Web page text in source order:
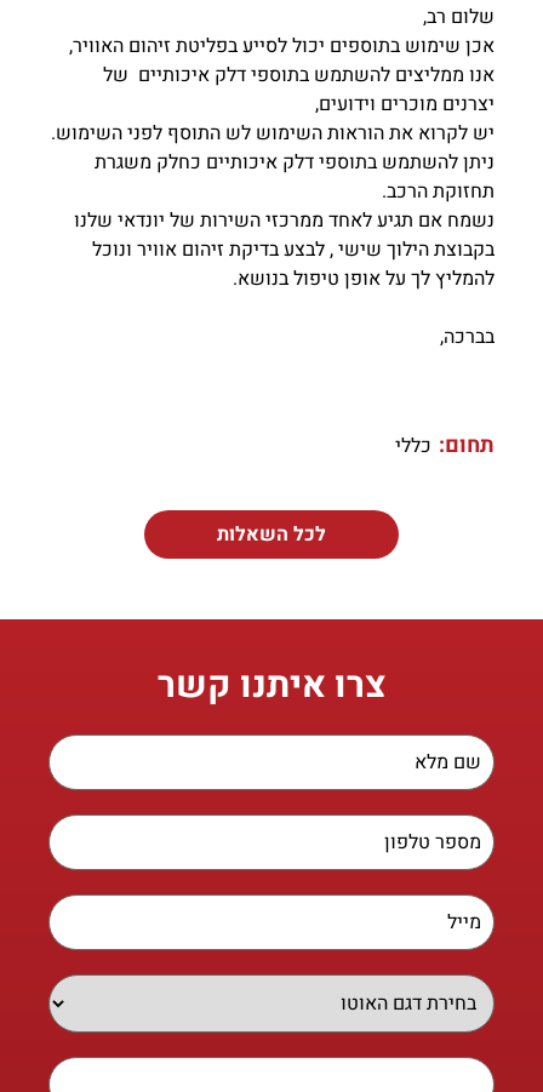
שלום רב,
אכן שימוש בתוספים יכול לסייע בפליטת זיהום האוויר,
אנו ממליצים להשתמש בתוספי דלק איכותיים של
יצרנים מוכרים וידועים,
יש לקרוא את הוראות השימוש לש התוסף לפני השימוש.
ניתן להשתמש בתוספי דלק איכותיים כחלק משגרת
תחזוקת הרכב.
נשמח אם תגיע לאחד ממרכזי השירות של יונדאי שלנו
בקבוצת הילוך שישי , לבצע בדיקת זיהום אוויר ונוכל
להמליץ לך על אופן טיפול בנושא.
בברכה,
תחום: כללי
לכל השאלות
צרו איתנו קשר